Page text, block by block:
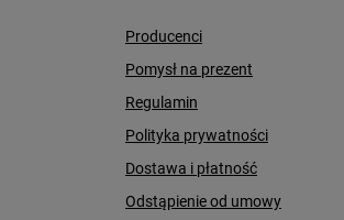
Producenci
Pomysł na prezent
Regulamin
Polityka prywatności
Dostawa i płatność
Odstąpienie od umowy